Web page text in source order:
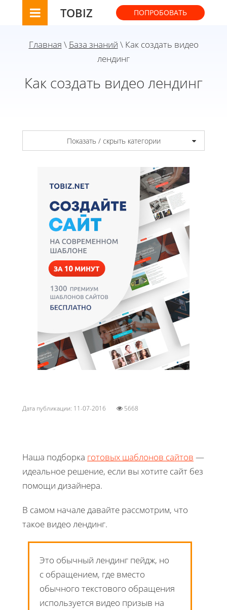
TOBIZ ПОПРОБОВАТЬ
Главная \ База знаний \ Как создать видео
лендинг
Как создать видео лендинг
Показать / скрыть категории
Дата публикации: 11-07-2016 5668
Наша подборка готовых шаблонов сайтов —
идеальное решение, если вы хотите сайт без
помощи дизайнера.
В самом начале давайте рассмотрим, что
такое видео лендинг.
Это обычный лендинг пейдж, но
с обращением, где вместо
обычного текстового обращения
используется видео призыв на